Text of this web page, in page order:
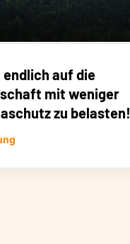
endlich auf die
mit weniger
zu belasten!